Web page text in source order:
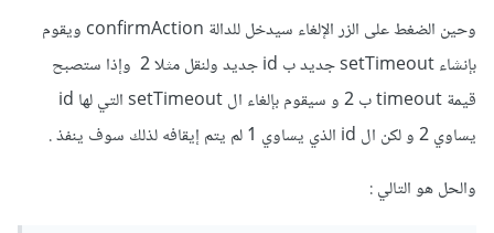
وحين الضغط على الزر الإلغاء سيدخل للدالة confirmAction ويقوم
بإنشاء setTimeout جديد ب id جديد ولنقل مثلا 2 وإذا ستصبح
قيمة timeout ب 2 و سيقوم بإلغاء ال setTimeout التي لها id
يساوي 2 و لكن ال id الذي يساوي 1 لم يتم إيقافه لذلك سوف ينفذ .
والحل هو التالي